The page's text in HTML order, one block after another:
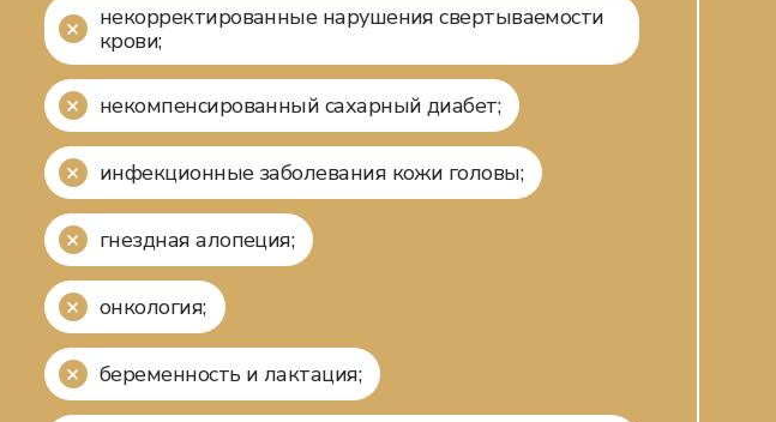
некорректированные нарушения свертываемости
крови;
некомпенсированный сахарный диабет;
инфекционные заболевания кожи головы;
гнездная алопеция;
онкология;
беременность и лактация;